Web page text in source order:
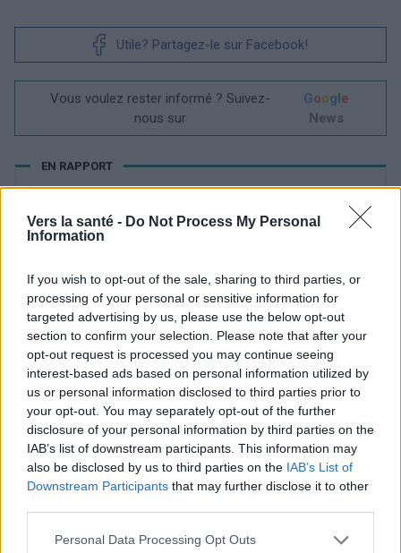
Vers la santé - Do Not Process My Personal
Information
If you wish to opt-out of the sale, sharing to third parties, or
processing of your personal or sensitive information for
targeted advertising by us, please use the below opt-out
section to confirm your selection. Please note that after your
opt-out request is processed you may continue seeing
interest-based ads based on personal information utilized by
us or personal information disclosed to third parties prior to
your opt-out. You may separately opt-out of the further
disclosure of your personal information by third parties on the
IAB’s list of downstream participants. This information may
also be disclosed by us to third parties on the IAB’s List of
Downstream Participants that may further disclose it to other
Please note that this website/app uses one or more Google
Personal Data Processing Opt Outs
Utile? Partagez-le sur Facebook!
Vous voulez rester informé ? Suivez-
nous sur
Google
News
EN RAPPORT
épuisement émotionnel épuisement psychophysique
Le syndrome d'épuisement professionnel
Les étapes de l'épuisement professionnel
Les facteurs d'épuisement professionnel
Stress professionnel Techniques de relaxation
Voir aussi en english deutsch español polskim
Les sources
Références : 1. M. Kraczla, Professional burnout as an effect of